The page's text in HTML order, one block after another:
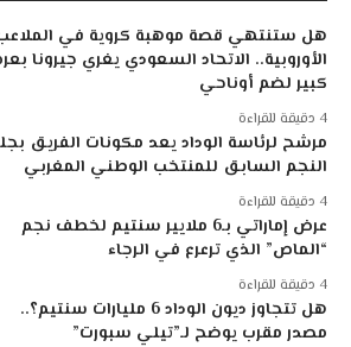
هل ستنتهي قصة موهبة كروية في الملاعب
الأوروبية.. الاتحاد السعودي يغري جيرونا بعرض
كبير لضم أوناحي
مرشح لرئاسة الوداد يعد مكونات الفريق بجلب
النجم السابق للمنتخب الوطني المغربي
عرض إماراتي بـ6 ملايير سنتيم لخطف نجم
“الماص” الذي ترعرع في الرجاء
هل تتجاوز ديون الوداد 6 مليارات سنتيم؟..
مصدر مقرب يوضح لـ”تيلي سبورت”